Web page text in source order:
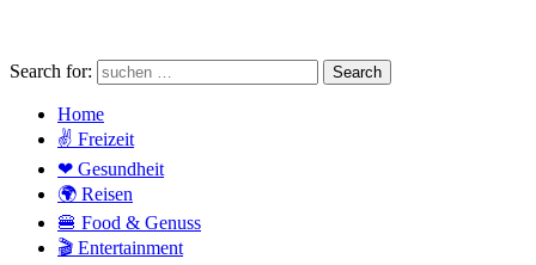
Search for: Search
Home
✌ Freizeit
❤ Gesundheit
🌍 Reisen
🍔 Food & Genuss
🎬 Entertainment